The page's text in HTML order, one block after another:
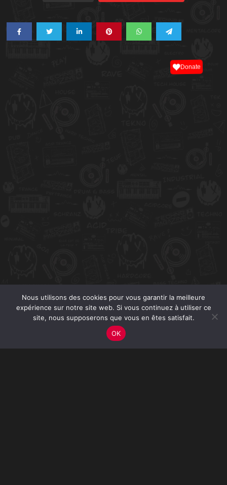
Nous utilisons des cookies pour vous garantir la meilleure
expérience sur notre site web. Si vous continuez à utiliser ce
site, nous supposerons que vous en êtes satisfait.
OK
Donate